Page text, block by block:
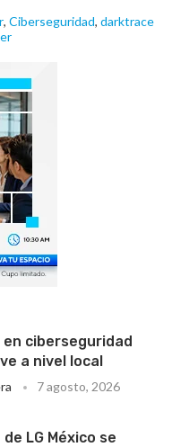
, Ciberseguridad, darktrace
en ciberseguridad
a nivel local
7 agosto, 2026
LG México se